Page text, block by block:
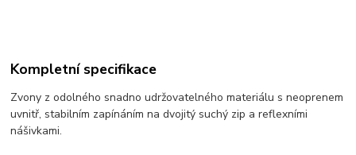
Kompletní specifikace
Zvony z odolného snadno udržovatelného materiálu s neoprenem
uvnitř, stabilním zapínáním na dvojitý suchý zip a reflexními
nášivkami.